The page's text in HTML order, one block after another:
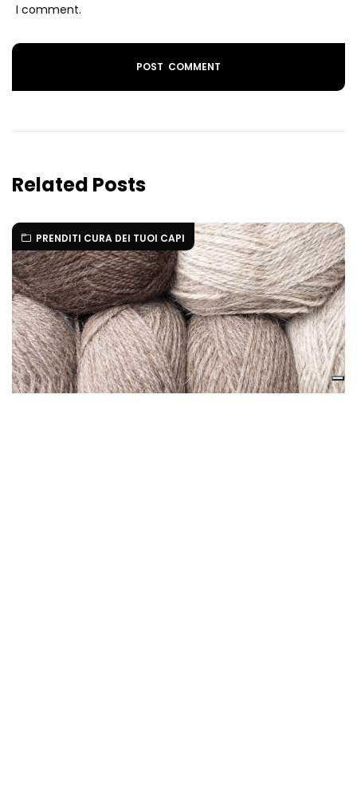
I comment.
Related Posts
PRENDITI CURA DEI TUOI CAPI